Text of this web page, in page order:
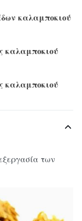
καλαμποκιού
καλαμποκιού
καλαμποκιού
των